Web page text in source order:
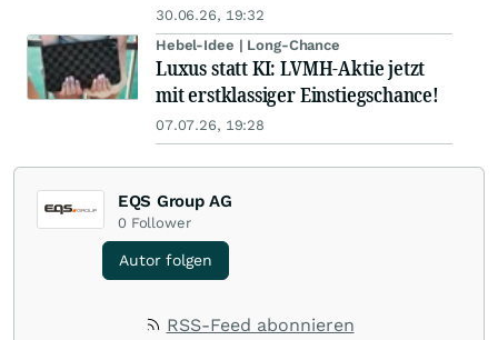
30.06.26, 19:32
Hebel-Idee | Long-Chance
Luxus statt KI: LVMH-Aktie jetzt
mit erstklassiger Einstiegschance!
07.07.26, 19:28
EQS Group AG
0 Follower
Autor folgen
RSS-Feed abonnieren